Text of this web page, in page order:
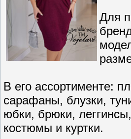
Для
В его ассортименте:
сарафаны, блузки,
юбки, брюки,
костюмы и куртки.